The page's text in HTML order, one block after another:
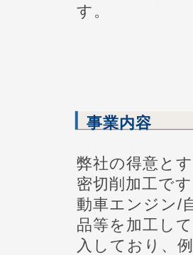
す。
事業内容
弊社の得意と
密切削加工で
動車エンジン/
品等を加工し
入しており、